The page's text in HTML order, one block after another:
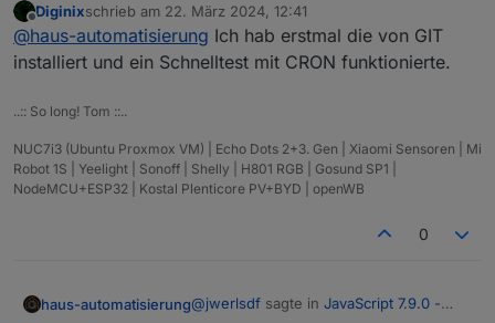
@haus-automatisierung Ist in 7.10.x
auch schon was zu dem CRON
Ja, hatte bei der Validierung der
https://github.com/ioBroker/ioBroker.jav
ascript/actions/runs/8387799827
Keine Ahnung was da auf einmal das
Problem ist. Sind immer andere
Versionen auf immer anderen
Offline
Diginixschrieb am 22. März 2024, 12:41
zuletzt editiert von
@haus-automatisierung Ich hab erstmal die von GIT
installiert und ein Schnelltest mit CRON funktionierte.
..:: So long! Tom ::..
NUC7i3 (Ubuntu Proxmox VM) | Echo Dots 2+3. Gen | Xiaomi Sensoren | Mi
Robot 1S | Yeelight | Sonoff | Shelly | H801 RGB | Gosund SP1 |
NodeMCU+ESP32 | Kostal Plenticore PV+BYD | openWB
0
haus-automatisierung@jwerlsdf sagte in JavaScript 7.9.0 -